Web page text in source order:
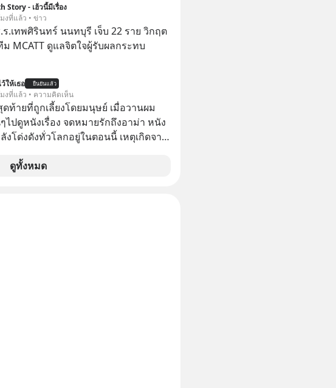
างต่อเนื่อง ซึ่งต้องการโครงสร้างพื้น
จำนวนมาก ตั้งแต่เมโมรีชิป เก็บข้อมูล
ฟ้า และระบายความร้อน
Story - เฮ้วนี้มีเรื่อง
งที่แล้ว • ข่าว
ร.เทพศิรินทร์ นนทบุรี เจ็บ 22 ราย วิกฤต
ม MCATT ดูแลจิตใจผู้รับผลกระทบ
ให้เธอ ยืนยันแล้ว
งที่แล้ว • ความคิดเห็น
ท้ายที่ถูกเลี้ยงโดยมนุษย์ เมื่อวานผม
ปดูหนังเรื่อง จดหมายรักถึงอาม่า หนัง
งโด่งดังทั่วโลกอยู่ในตอนนี้ เหตุเกิดจาก
ดูทั้งหมด